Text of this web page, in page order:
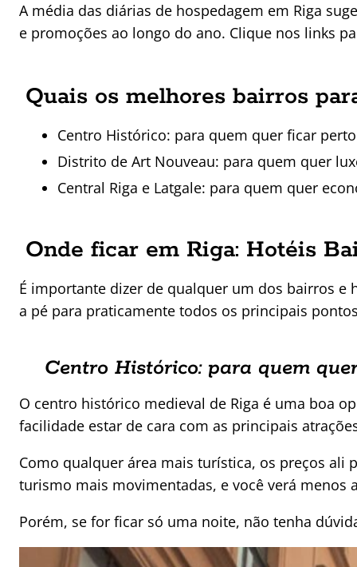
A média das diárias de hospedagem em Riga
e promoções ao longo do ano. Clique nos links
Quais os melhores bairros
Centro Histórico: para quem quer ficar
Distrito de Art Nouveau: para quem quer
Central Riga e Latgale: para quem quer
Onde ficar em Riga: Hotéis
É importante dizer de qualquer um dos bairros e
a pé para praticamente todos os principais
Centro Histórico: para quem
O centro histórico medieval de Riga é uma boa
facilidade estar de cara com as principais
Como qualquer área mais turística, os preços
turismo mais movimentadas, e você verá menos
Porém, se for ficar só uma noite, não tenha